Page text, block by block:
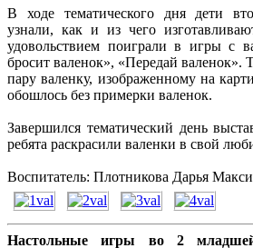
В ходе тематического дня дети
узнали, как и из чего
удовольствием поиграли в игры с
бросит валенок», «Передай валенок».
пару валенку, изображенному на
обошлось без примерки валенок.
Завершился тематический день
ребята раскрасили валенки в свой
Воспитатель: Плотникова Дарья
Настольные игры во 2